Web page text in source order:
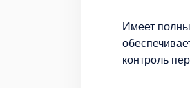
Имеет
контроль